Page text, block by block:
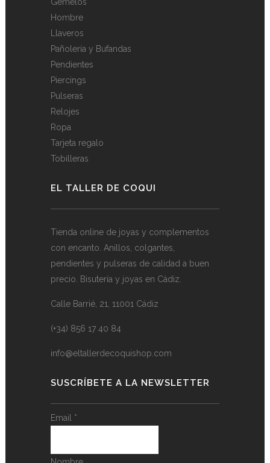
Hombre
Llaveros
Pañolería y Bufandas
Pendientes
Piercings
Pulseras
Relojes
Ropa
Tarjeta regalo
Tobilleras
EL TALLER DE COQUI
Tienda online de joyas y complementos
con encanto. Anillos, colgantes,
pendientes y pulseras de calidad a buen
precio. Bisutería y joyas en Cádiz.
Calle Barrié, 21, 11001 Cádiz
(+34) 856 17 40 84
info@eltallerdecoquishop.com
SUSCRÍBETE A LA NEWSLETTER
Email *